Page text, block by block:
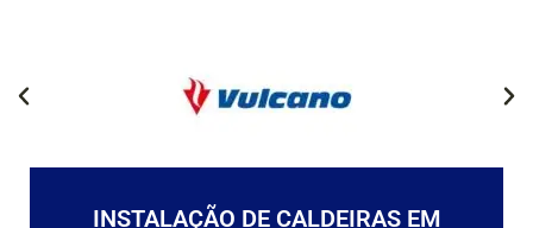
INSTALAÇÃO DE CALDEIRAS EM